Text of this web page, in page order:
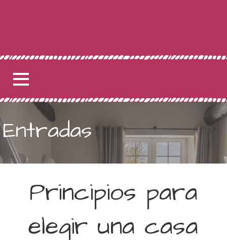
Entradas
Principios para
elegir una casa